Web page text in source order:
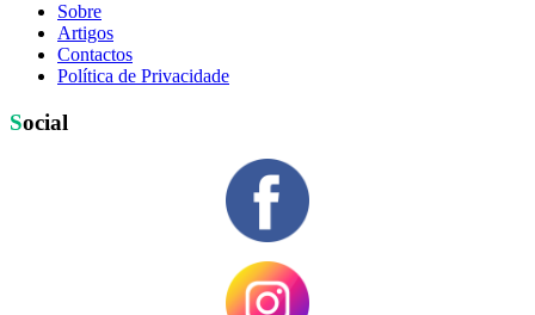
Sobre
Artigos
Contactos
Política de Privacidade
Social